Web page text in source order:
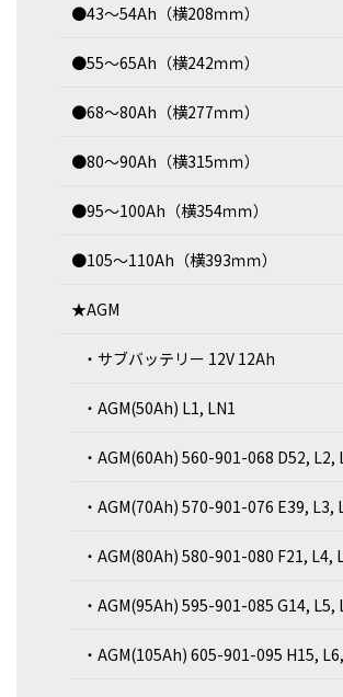
●43～54Ah（横208ｍｍ）
●55～65Ah（横242ｍｍ）
●68～80Ah（横277ｍｍ）
●80～90Ah（横315ｍｍ）
●95～100Ah（横354ｍｍ）
●105～110Ah（横393ｍｍ）
★AGM
・サブバッテリー 12V 12Ah
・AGM(50Ah) L1, LN1
・AGM(60Ah) 560-901-068 D52, L2,
・AGM(70Ah) 570-901-076 E39, L3,
・AGM(80Ah) 580-901-080 F21, L4,
・AGM(95Ah) 595-901-085 G14, L5,
・AGM(105Ah) 605-901-095 H15,